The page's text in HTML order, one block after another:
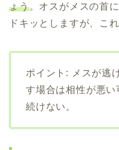
ょう。オスがメスの首
ドキッとしますが、こ
ポイント: メスが逃
す場合は相性が悪
続けない。